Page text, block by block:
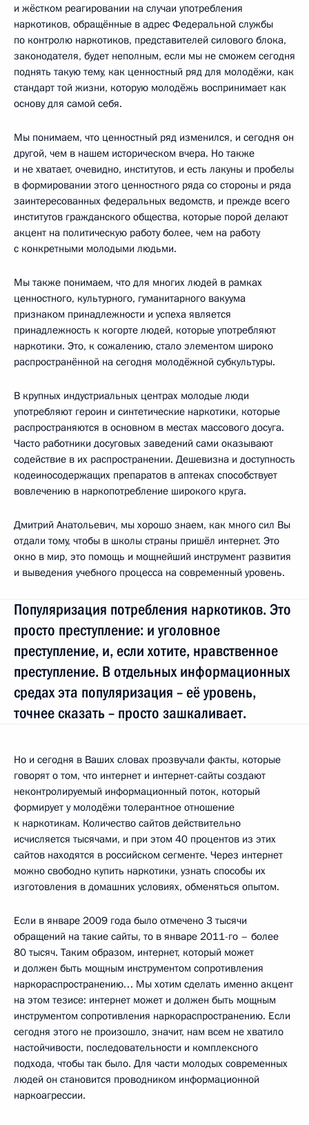
и жёстком реагировании на случаи употребления
наркотиков, обращённые в адрес Федеральной службы
по контролю наркотиков, представителей силового блока,
законодателя, будет неполным, если мы не сможем сегодня
поднять такую тему, как ценностный ряд для молодёжи, как
стандарт той жизни, которую молодёжь воспринимает как
основу для самой себя.
Мы понимаем, что ценностный ряд изменился, и сегодня он
другой, чем в нашем историческом вчера. Но также
и не хватает, очевидно, институтов, и есть лакуны и пробелы
в формировании этого ценностного ряда со стороны и ряда
заинтересованных федеральных ведомств, и прежде всего
институтов гражданского общества, которые порой делают
акцент на политическую работу более, чем на работу
с конкретными молодыми людьми.
Мы также понимаем, что для многих людей в рамках
ценностного, культурного, гуманитарного вакуума
признаком принадлежности и успеха является
принадлежность к когорте людей, которые употребляют
наркотики. Это, к сожалению, стало элементом широко
распространённой на сегодня молодёжной субкультуры.
В крупных индустриальных центрах молодые люди
употребляют героин и синтетические наркотики, которые
распространяются в основном в местах массового досуга.
Часто работники досуговых заведений сами оказывают
содействие в их распространении. Дешевизна и доступность
кодеиносодержащих препаратов в аптеках способствует
вовлечению в наркопотребление широкого круга.
Дмитрий Анатольевич, мы хорошо знаем, как много сил Вы
отдали тому, чтобы в школы страны пришёл интернет. Это
окно в мир, это помощь и мощнейший инструмент развития
и выведения учебного процесса на современный уровень.
Популяризация потребления наркотиков. Это
просто преступление: и уголовное
преступление, и, если хотите, нравственное
преступление. В отдельных информационных
средах эта популяризация – её уровень,
точнее сказать – просто зашкаливает.
Но и сегодня в Ваших словах прозвучали факты, которые
говорят о том, что интернет и интернет-сайты создают
неконтролируемый информационный поток, который
формирует у молодёжи толерантное отношение
к наркотикам. Количество сайтов действительно
исчисляется тысячами, и при этом 40 процентов из этих
сайтов находятся в российском сегменте. Через интернет
можно свободно купить наркотики, узнать способы их
изготовления в домашних условиях, обменяться опытом.
Если в январе 2009 года было отмечено 3 тысячи
обращений на такие сайты, то в январе 2011-го – более
80 тысяч. Таким образом, интернет, который может
и должен быть мощным инструментом сопротивления
наркораспространению… Мы хотим сделать именно акцент
на этом тезисе: интернет может и должен быть мощным
инструментом сопротивления наркораспространению. Если
сегодня этого не произошло, значит, нам всем не хватило
настойчивости, последовательности и комплексного
подхода, чтобы так было. Для части молодых современных
людей он становится проводником информационной
наркоагрессии.